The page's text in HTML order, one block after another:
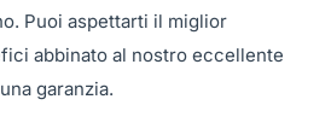
Puoi aspettarti il miglior
abbinato al nostro eccellente
garanzia.